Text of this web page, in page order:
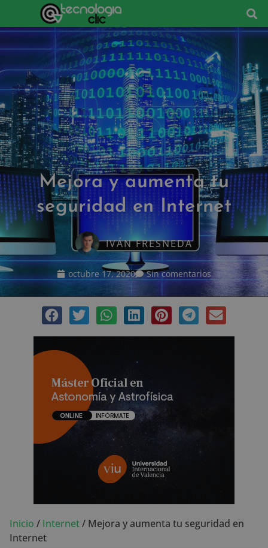
Mejora y aumenta tu
seguridad en Internet
IVÁN FRESNEDA
octubre 17, 2020 Sin comentarios
Inicio / Internet/ Mejora y aumenta tu seguridad en
Internet